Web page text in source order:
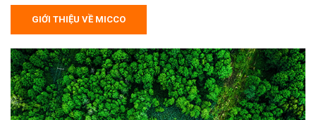
GIỚI THIỆU VỀ MICCO